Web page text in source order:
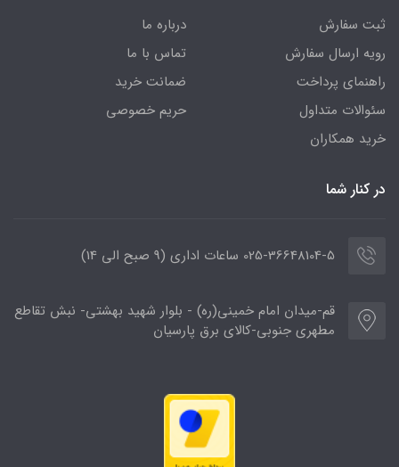
ثبت سفارش
رویه ارسال سفارش
راهنمای پرداخت
سئوالات متداول
خرید همکاران
درباره ما
تماس با ما
ضمانت خرید
حریم خصوصی
در کنار شما
025-36648104-5 ساعات اداری (9 صبح الی 14)
قم-میدان امام خمینی(ره) - بلوار شهید بهشتی- نبش تقاطع
مطهری جنوبی-کالای برق پارسیان